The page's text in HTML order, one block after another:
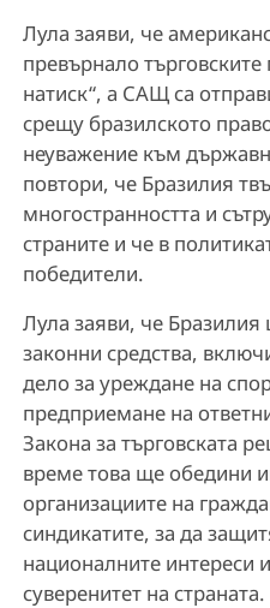
Лула заяви, че
превърнало
натиск“, а САЩ са
срещу бразилското
неуважение към
повтори, че Бразилия
многостранността и
страните и че в
победители.
Лула заяви, че Бразилия
законни средства,
дело за уреждане на
предприемане на
Закона за търговската
време това ще обедини
организациите на
синдикатите, за да
националните интереси
суверенитет на страната.